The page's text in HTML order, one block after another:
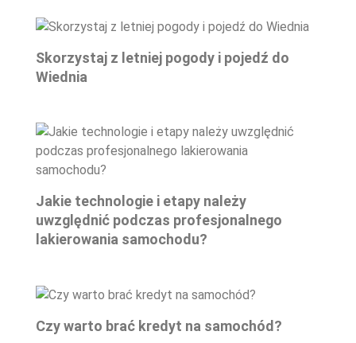
Skorzystaj z letniej pogody i pojedź do
Wiednia
Jakie technologie i etapy należy
uwzględnić podczas profesjonalnego
lakierowania samochodu?
Czy warto brać kredyt na samochód?